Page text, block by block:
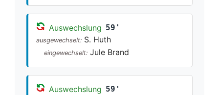
Auswechslung 59'
ausgewechselt: S. Huth
eingewechselt: Jule Brand
Auswechslung 59'